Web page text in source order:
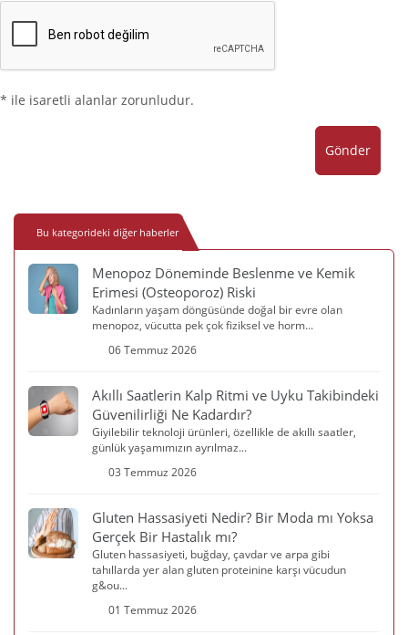
* ile isaretli alanlar zorunludur.
Gönder
Bu kategorideki diğer haberler
Menopoz Döneminde Beslenme ve Kemik
Erimesi (Osteoporoz) Riski
Kadınların yaşam döngüsünde doğal bir evre olan
menopoz, vücutta pek çok fiziksel ve horm...
06 Temmuz 2026
Akıllı Saatlerin Kalp Ritmi ve Uyku Takibindeki
Güvenilirliği Ne Kadardır?
Giyilebilir teknoloji ürünleri, özellikle de akıllı saatler,
günlük yaşamımızın ayrılmaz...
03 Temmuz 2026
Gluten Hassasiyeti Nedir? Bir Moda mı Yoksa
Gerçek Bir Hastalık mı?
Gluten hassasiyeti, buğday, çavdar ve arpa gibi
tahıllarda yer alan gluten proteinine karşı vücudun
g&ou...
01 Temmuz 2026